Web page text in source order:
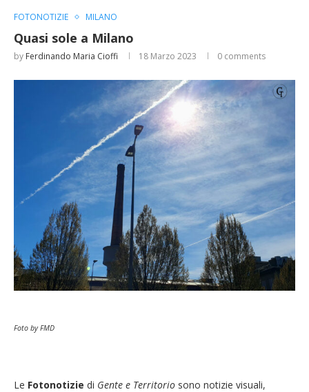
FOTONOTIZIE MILANO
Quasi sole a Milano
by Ferdinando Maria Cioffi 18 Marzo 2023 0 comments
Foto by FMD
Le Fotonotizie di Gente e Territorio sono notizie visuali,